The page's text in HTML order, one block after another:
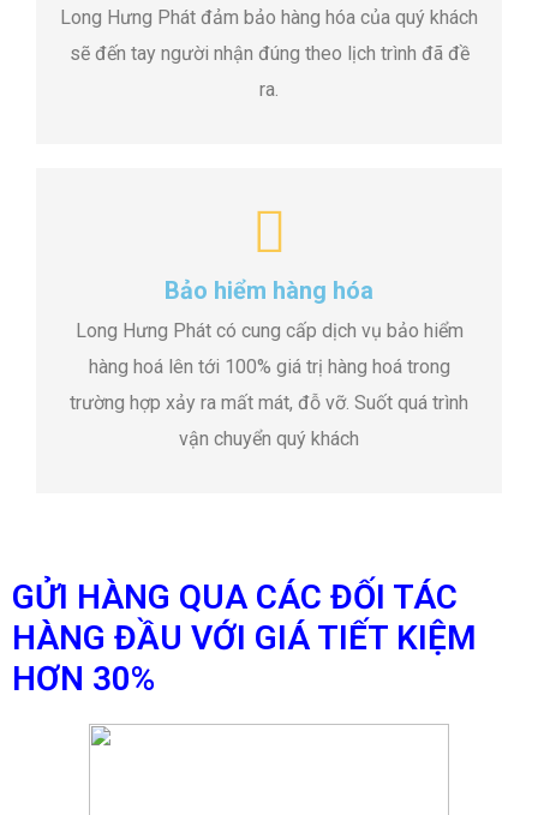
Long Hưng Phát đảm bảo hàng hóa của quý khách
sẽ đến tay người nhận đúng theo lịch trình đã đề
ra.
Bảo hiểm hàng hóa
Long Hưng Phát có cung cấp dịch vụ bảo hiểm
hàng hoá lên tới 100% giá trị hàng hoá trong
trường hợp xảy ra mất mát, đỗ vỡ. Suốt quá trình
vận chuyển quý khách
GỬI HÀNG QUA CÁC ĐỐI TÁC
HÀNG ĐẦU VỚI GIÁ TIẾT KIỆM
HƠN 30%